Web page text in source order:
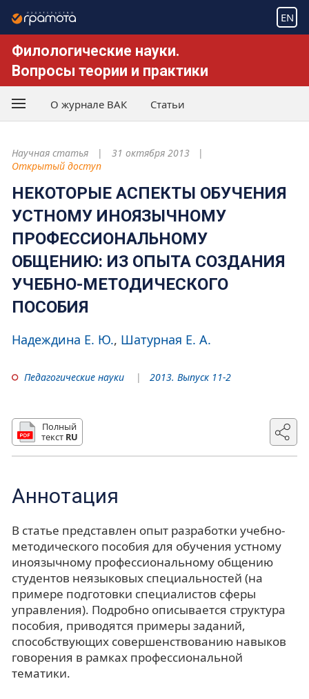
EN
Филологические науки.
Вопросы теории и практики
О журнале ВАК Статьи
Научная статья
31 октября 2013
Открытый доступ
НЕКОТОРЫЕ АСПЕКТЫ ОБУЧЕНИЯ
УСТНОМУ ИНОЯЗЫЧНОМУ
ПРОФЕССИОНАЛЬНОМУ
ОБЩЕНИЮ: ИЗ ОПЫТА СОЗДАНИЯ
УЧЕБНО-МЕТОДИЧЕСКОГО
ПОСОБИЯ
Надеждина Е. Ю. Шатурная Е. А.
Педагогические науки 2013. Выпуск 11-2
Полный
текст RU
Аннотация
В статье представлен опыт разработки учебно-
методического пособия для обучения устному
иноязычному профессиональному общению
студентов неязыковых специальностей (на
примере подготовки специалистов сферы
управления). Подробно описывается структура
пособия, приводятся примеры заданий,
способствующих совершенствованию навыков
говорения в рамках профессиональной
тематики.